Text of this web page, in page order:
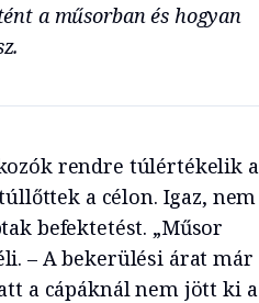
a műsorban és hogyan
rendre túlértékelik a
a célon. Igaz, nem
befektetést. „Műsor
– A bekerülési árat már
a cápáknál nem jött ki a